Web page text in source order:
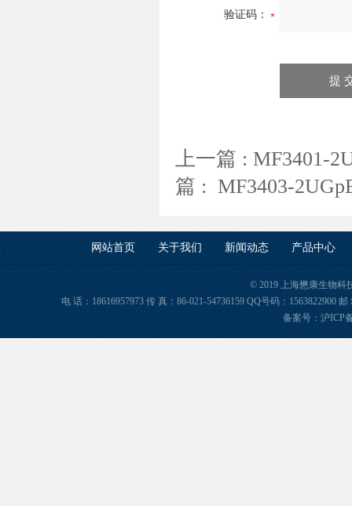
验证码：
上一篇 : MF3401-
篇 : MF3403-
网站首页 关于我们 新闻动态 产品中心
© 2019 上海懋康生物科
电 话：18616957973 传 真：86-021-54736159 QQ号码：1563822900
备案号： 沪ICP